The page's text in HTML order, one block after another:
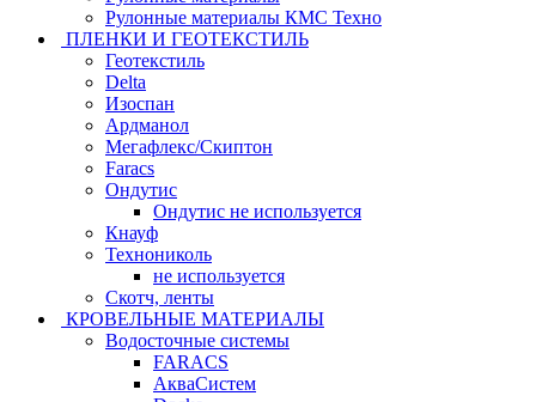
Рулонные материалы КМС Техно
ПЛЕНКИ И ГЕОТЕКСТИЛЬ
Геотекстиль
Delta
Изоспан
Ардманол
Мегафлекс/Скиптон
Faracs
Ондутис
Ондутис не используется
Кнауф
Технониколь
не используется
Скотч, ленты
КРОВЕЛЬНЫЕ МАТЕРИАЛЫ
Водосточные системы
FARACS
АкваСистем